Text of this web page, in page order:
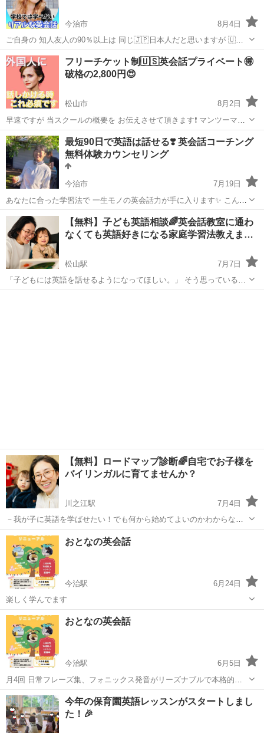
今治市
8月4日
ご自身の 知人友人の90％以上は 同じ🇯🇵日本人だと思いますが 🇺🇸
英語で ある程度でも 話す事が可能になれば 海外の方々との交流関
係が 飛躍的に拡がるでしょうね🤲 弊社 マン...
愛媛 今治市 英会話 レッスン
フリーチケット制🇺🇸英会話プライベート🉐
破格の2,800円😍
松山市
8月2日
早速ですが 当スクールの概要を お伝えさせて頂きます❗️ マンツーマン
英会話 オンラインMOIZAレッスン 【モイザ】は開始から13年となり
当初は カフェでの 対面レッスンStyleでしたが 現在は LINE、z...
愛媛 松山市 英会話 レッスン
最短90日で英語は話せる❣️ 英会話コーチング
無料体験カウンセリング
今治市
7月19日
あなたに合った学習法で 一生モノの英会話力が手に入ります✨ こんに
ちは！ 英会話コーチの Momokoです👋🏼 ✅英会話を習っているのにな
かなか上達しない ✅言いたいことがパッと英語で出てこない ...
愛媛 今治市 英語 コーチング
【無料】子ども英語相談🌈英会話教室に通わ
なくても英語好きになる家庭学習法教えま…
松山駅
7月7日
「子どもには英語を話せるようになってほしい。」 そう思っているけ
れど。。 ✔ 英会話教室は高い… ✔ 何から始めればいいかわからな
【無料】ロードマップ診断🌈自宅でお子様を
バイリンガルに育てませんか？
川之江駅
7月4日
－我が子に英語を学ばせたい！でも何から始めてよいのかわからな
い。 そんなママ・パパにぴったりな、自宅でできる英語楽習（学習）
法をお伝えします。 こんなお悩みありませんか？ ✓ 英語を学ばせた
いけど、何から始めれ...
愛媛 松山市 川之江駅 英会話
おとなの英会話
今治駅
6月24日
楽しく学んでます
愛媛 今治市 今治駅 英会話
おとなの英会話
今治駅
6月5日
月4回 日常フレーズ集、フォニックス発音がリーズナブルで本格的に
学べます。
愛媛 今治市 今治駅 英会話 フォニックス
今年の保育園英語レッスンがスタートしまし
た！🎉